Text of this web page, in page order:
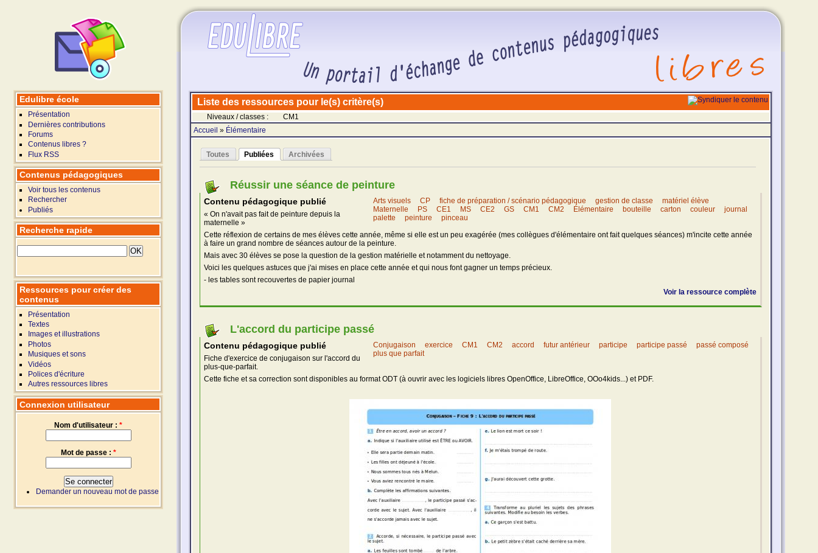
Liste des ressources pour le(s) critère(s)
Niveaux / classes :
CM1
Accueil » Élémentaire
Toutes Publiées Archivées
Réussir une séance de peinture
Arts visuels CP fiche de préparation / scénario pédagogique gestion de classe
matériel élève
Maternelle
PS CE1 MS CE2 GS CM1 CM2 Élémentaire bouteille carton couleur
journal
palette
peinture pinceau
Contenu pédagogique publié
« On n'avait pas fait de peinture depuis la
maternelle »
Cette réflexion de certains de mes élèves cette année, même si elle est un peu exagérée (mes collègues d'élémentaire ont fait quelques séances) m'incite cette année
à faire un grand nombre de séances autour de la peinture.
Mais avec 30 élèves se pose la question de la gestion matérielle et notamment du nettoyage.
Voici les quelques astuces que j'ai mises en place cette année et qui nous font gagner un temps précieux.
- les tables sont recouvertes de papier journal
Voir la ressource complète
L'accord du participe passé
Conjugaison exercice CM1 CM2 accord futur antérieur participe participe passé
passé composé
plus que parfait
Contenu pédagogique publié
Fiche d'exercice de conjugaison sur l'accord du
plus-que-parfait.
Cette fiche et sa correction sont disponibles au format ODT (à ouvrir avec les logiciels libres OpenOffice, LibreOffice, OOo4kids...) et PDF.
Edulibre école
Présentation
Dernières contributions
Forums
Contenus libres ?
Flux RSS
Contenus pédagogiques
Voir tous les contenus
Rechercher
Publiés
Recherche rapide
Ressources pour créer des
contenus
Présentation
Textes
Images et illustrations
Photos
Musiques et sons
Vidéos
Polices d'écriture
Autres ressources libres
Connexion utilisateur
Nom d'utilisateur : *
Mot de passe : *
Demander un nouveau mot de passe